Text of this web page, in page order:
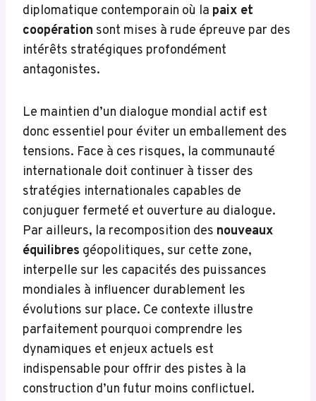
diplomatique contemporain où la paix et
coopération sont mises à rude épreuve par des
intérêts stratégiques profondément
antagonistes.
Le maintien d’un dialogue mondial actif est
donc essentiel pour éviter un emballement des
tensions. Face à ces risques, la communauté
internationale doit continuer à tisser des
stratégies internationales capables de
conjuguer fermeté et ouverture au dialogue.
Par ailleurs, la recomposition des nouveaux
équilibres géopolitiques, sur cette zone,
interpelle sur les capacités des puissances
mondiales à influencer durablement les
évolutions sur place. Ce contexte illustre
parfaitement pourquoi comprendre les
dynamiques et enjeux actuels est
indispensable pour offrir des pistes à la
construction d’un futur moins conflictuel.